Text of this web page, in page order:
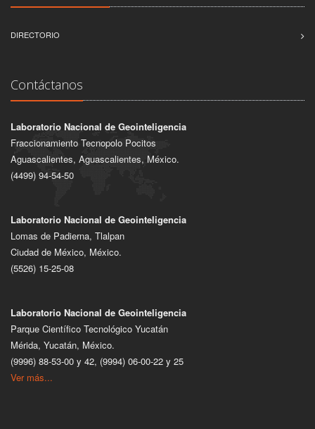
DIRECTORIO
Contáctanos
Laboratorio Nacional de Geointeligencia
Fraccionamiento Tecnopolo Pocitos
Aguascalientes, Aguascalientes, México.
(4499) 94-54-50
Laboratorio Nacional de Geointeligencia
Lomas de Padierna, Tlalpan
Ciudad de México, México.
(5526) 15-25-08
Laboratorio Nacional de Geointeligencia
Parque Científico Tecnológico Yucatán
Mérida, Yucatán, México.
(9996) 88-53-00 y 42, (9994) 06-00-22 y 25
Ver más...